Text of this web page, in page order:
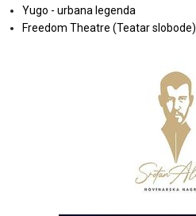
Yugo - urbana legenda
Freedom Theatre (Teatar slobode)